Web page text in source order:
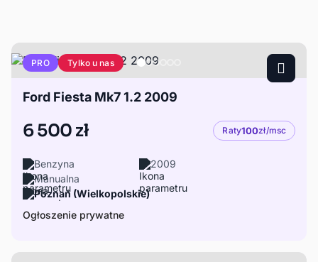
PRO Tylko u nas
Ford Fiesta Mk7 1.2 2009
6 500 zł Raty100zł/msc
Benzyna
2009
Manualna
Poznań (Wielkopolskie)
Ogłoszenie prywatne